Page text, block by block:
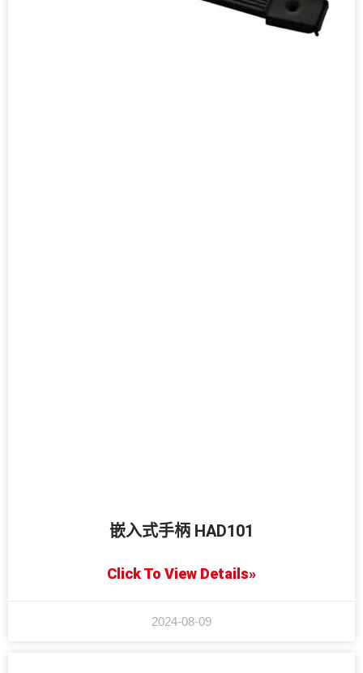
嵌入式手柄 HAD101
Click To View Details»
2024-08-09